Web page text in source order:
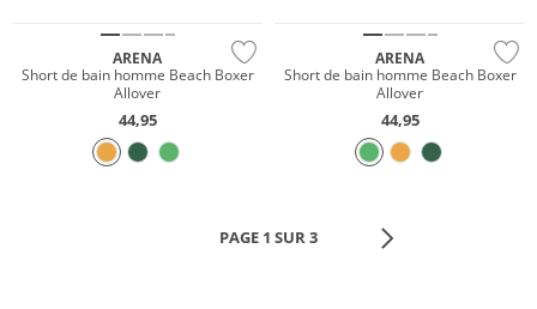
ARENA
Short de bain homme Beach Boxer
Allover
44,95
ARENA
Short de bain homme Beach Boxer
Allover
44,95
PAGE 1 SUR 3